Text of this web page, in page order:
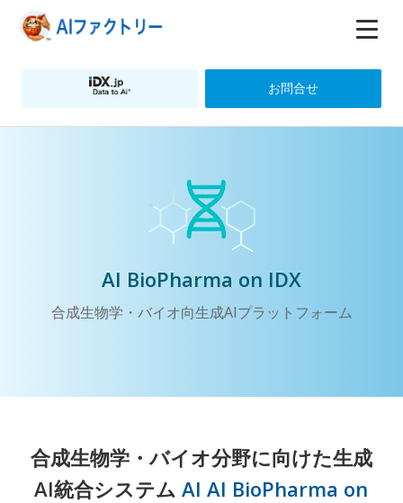
お問合せ
AI BioPharma on IDX
合成生物学・バイオ向生成AIプラットフォーム
合成生物学・バイオ分野に向けた生成
AI統合システムAI AI BioPharma on